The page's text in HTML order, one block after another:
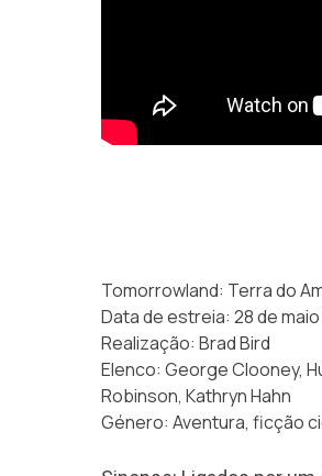
Tomorrowland: Terra do
Data de estreia: 28 de maio
Realização: Brad Bird
Elenco: George Clooney,
Robinson, Kathryn Hahn
Género: Aventura, ficção